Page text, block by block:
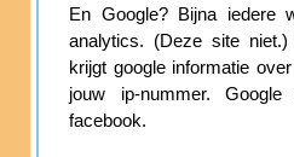
En Google? Bijna iedere
analytics. (Deze site
krijgt google informatie
jouw ip-nummer.
facebook.